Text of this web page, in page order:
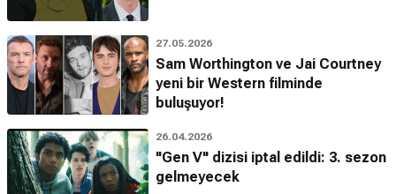
27.05.2026
Sam Worthington ve Jai Courtney
yeni bir Western filminde
buluşuyor!
26.04.2026
"Gen V" dizisi iptal edildi: 3. sezon
gelmeyecek